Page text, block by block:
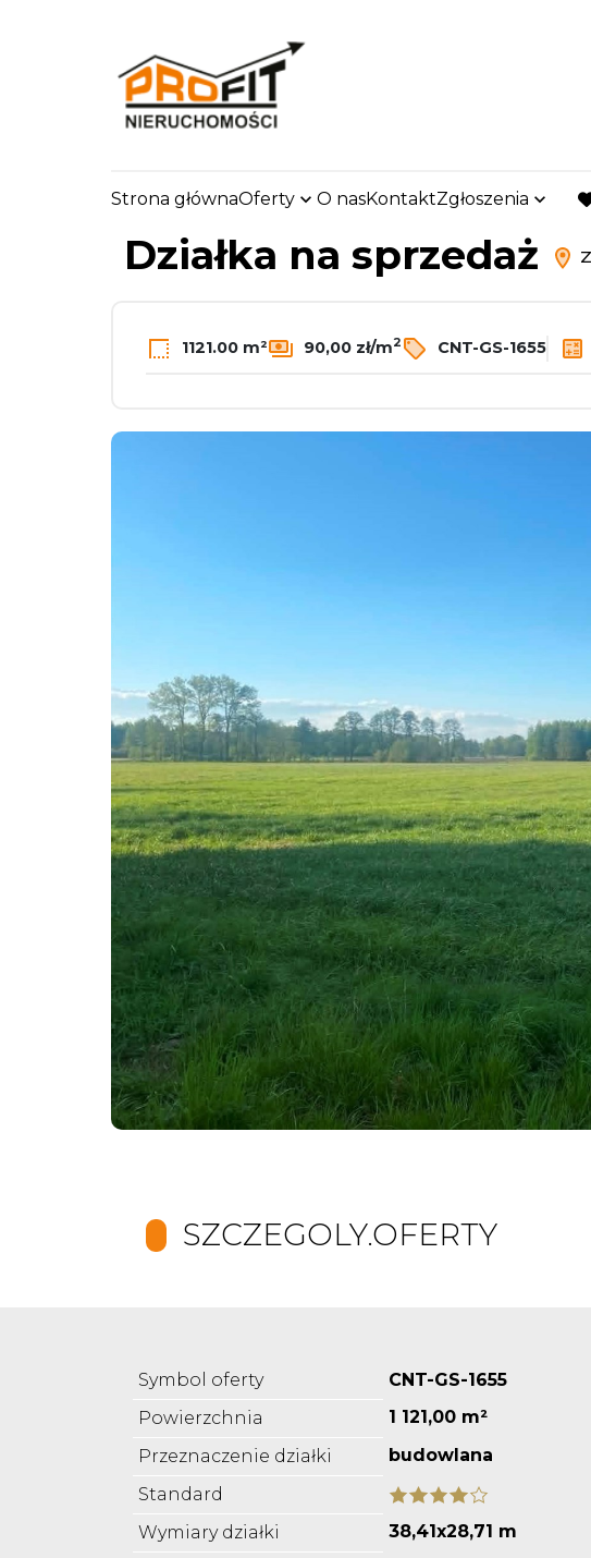
Strona głównaOferty O nasKontaktZgłoszenia
strona.glowna Oferty Działki Sprzedaż Zduńska Wola
Działka na sprzedaż
1121.00 m² 90,00 zł/m2 CNT-GS-1655
SZCZEGOLY.OFERTY
Symbol oferty
CNT-GS-1655
Powierzchnia
1 121,00 m²
Przeznaczenie działki
budowlana
Standard
Wymiary działki
38,41x28,71 m